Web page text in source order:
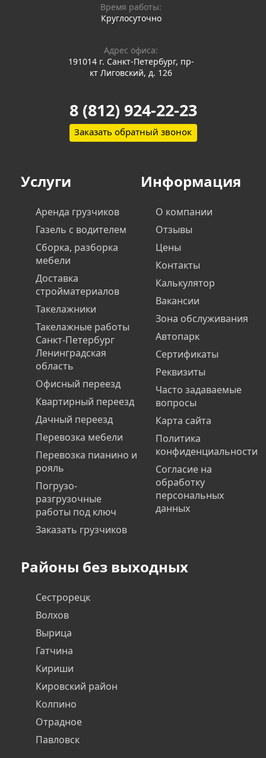
Время работы:
Круглосуточно
Адрес офиса:
191014 г. Санкт-Петербург, пр-
кт Лиговский, д. 126
8 (812) 924-22-23
Заказать обратный звонок
Услуги
Аренда грузчиков
Газель с водителем
Сборка, разборка
мебели
Доставка
стройматериалов
Такелажники
Такелажные работы
Санкт-Петербург
Ленинградская
область
Офисный переезд
Квартирный переезд
Дачный переезд
Перевозка мебели
Перевозка пианино и
рояль
Погрузо-
разгрузочные
работы под ключ
Заказать грузчиков
Информация
О компании
Отзывы
Цены
Контакты
Калькулятор
Вакансии
Зона обслуживания
Автопарк
Сертификаты
Реквизиты
Часто задаваемые
вопросы
Карта сайта
Политика
конфиденциальности
Согласие на
обработку
персональных
данных
Районы без выходных
Сестрорецк
Волхов
Вырица
Гатчина
Кириши
Кировский район
Колпино
Отрадное
Павловск